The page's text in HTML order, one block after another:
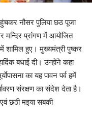
नौसर पुलिया छठ पूजा
प्रांगण में आयोजित
शामिल हुए। मुख्यमंत्री पुष्कर
बधाई दी। उन्होंने कहा
का यह पावन पर्व हमें
संरक्षण का संदेश देता है।
छठी मइया सबकी